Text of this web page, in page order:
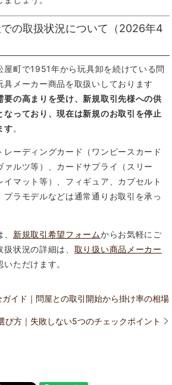
の取扱状況について（2026年4
屋町で1951年から玩具卸を続けている問
具メーカー商品を取扱いしております
要の高まりを受け、新規取引先様への供
なっており、現在は新規のお取引を停止
す。
レーディングカード（ワンピースカード
ルツ等）、カードサプライ（スリー
マット等）、フィギュア、カプセルト
プラモデルなどは通常通りお取引を承っ
新規取引希望フォームからお気軽にご
状況の詳細は、 取り扱い商品メーカー
ただけます。
イド｜問屋との取引開始から掛け率の相場
び方｜失敗しない5つのチェックポイント